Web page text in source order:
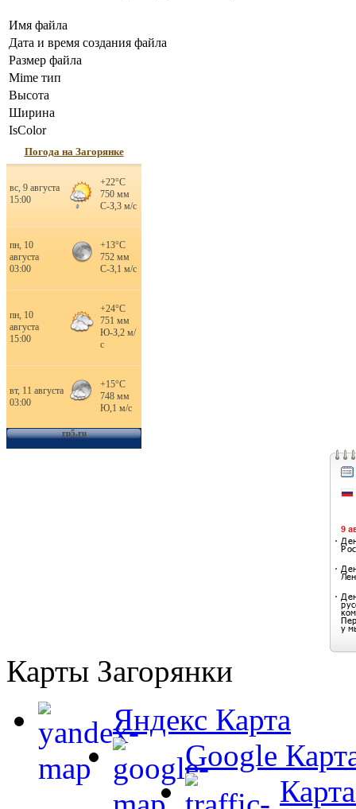
Имя файла
Дата и время создания файла
Размер файла
Mime тип
Высота
Ширина
IsColor
Погода на Загорянке
Карты Загорянки
Яндекс Карта
Google